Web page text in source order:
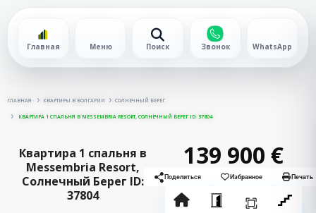
Главная Меню Поиск Звонок WhatsApp
ГЛАВНАЯ КВАРТИРЫ В БОЛГАРИИ СОЛНЕЧНЫЙ БЕРЕГ
КВАРТИРА 1 СПАЛЬНЯ В MESSEMBRIA RESORT, СОЛНЕЧНЫЙ БЕРЕГ ID: 37804
Квартира 1 спальня в
Messembria Resort,
Солнечный Берег ID:
37804
139 900 €
Поделиться Избранное Печать